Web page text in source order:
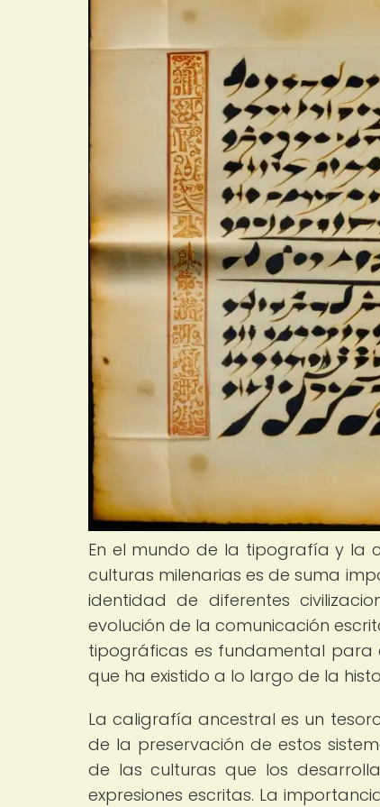
En el mundo de la tipografía y la
culturas milenarias es de suma
identidad de diferentes
evolución de la comunicación
tipográficas es fundamental para
que ha existido a lo largo de la
La caligrafía ancestral es un
de la preservación de estos
de las culturas que los
expresiones escritas. La